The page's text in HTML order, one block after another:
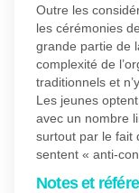
Outre les
les cérémonies
grande partie de
complexité de
traditionnels et
Les jeunes
avec un nombre
surtout par le fait
sentent « anti-
Notes et